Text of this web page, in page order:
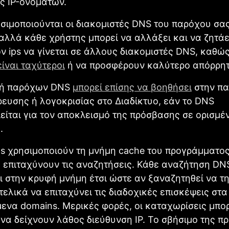
οι διακομιστές DNS του παρόχου
κάθε χρήστης μπορεί να αλλάξει και να
ips να γίνεται σε άλλους διακομιστές DNS,
ταχύτεροι ή να προσφέρουν καλύτερο
παρόχων DNS μπορεί επίσης να βοηθήσει στην
ή λογοκρισίας στο Διαδίκτυο, εάν το DNS
για τον αποκλεισμό της πρόσβασης σε
χρησιμοποιούν τη μνήμη cache του
επιταχύνουν τις αναζητήσεις. Κάθε αναζήτηση
στην κρυφή μνήμη έτσι ώστε αν ξαναζητηθεί να
να επιταχύνει τις διαδοχικές επισκέψεις
domains. Μερικές φορές, οι καταχωρίσεις
δείχνουν λάθος διεύθυνση IP. Το σβήσιμο της